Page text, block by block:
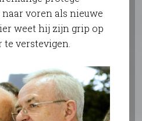
voren als nieuwe
weet hij zijn grip op
te verstevigen.